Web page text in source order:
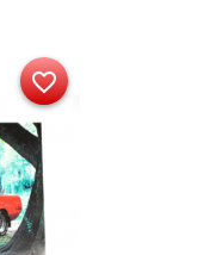
favorite_border